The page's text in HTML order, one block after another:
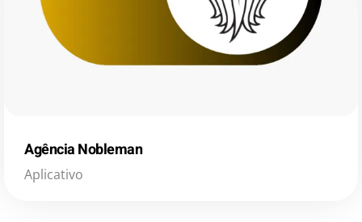
Agência Nobleman
Aplicativo